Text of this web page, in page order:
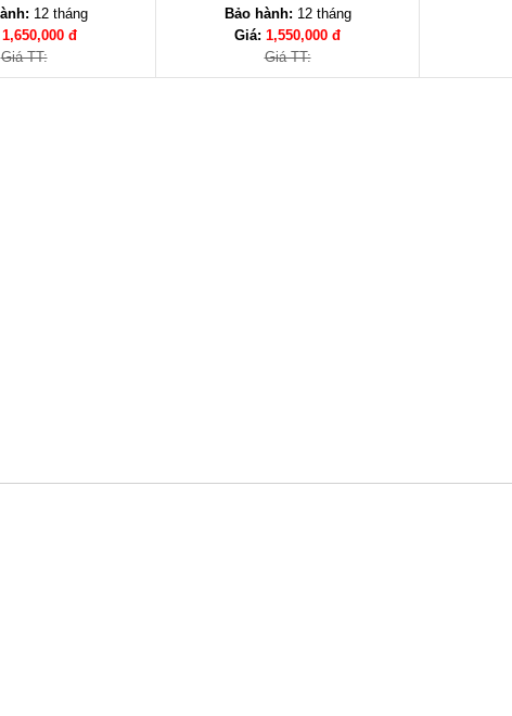
6S/F4
12 tháng
1,650,000 đ
Giá TT:
Tích hợp 3 ổ điện, 1 HDMI
Bảo hành: 12 tháng
Giá: 1,550,000 đ
Giá TT: